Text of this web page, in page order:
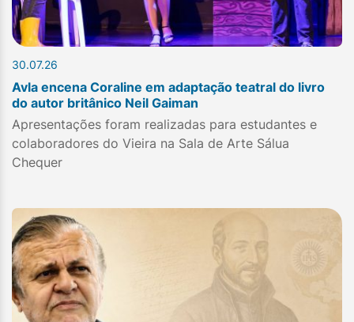
30.07.26
Avla encena Coraline em adaptação teatral do livro
do autor britânico Neil Gaiman
Apresentações foram realizadas para estudantes e
colaboradores do Vieira na Sala de Arte Sálua
Chequer